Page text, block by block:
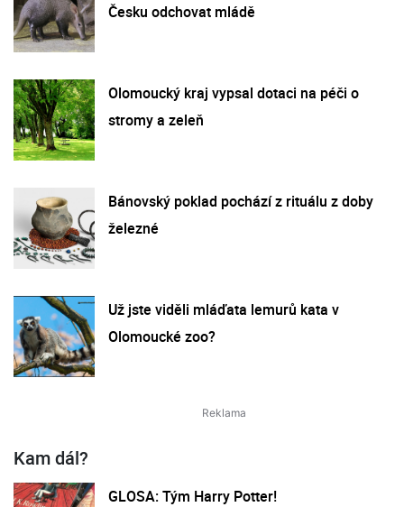
Česku odchovat mládě
Olomoucký kraj vypsal dotaci na péči o
stromy a zeleň
Bánovský poklad pochází z rituálu z doby
železné
Už jste viděli mláďata lemurů kata v
Olomoucké zoo?
Kam dál?
GLOSA: Tým Harry Potter!